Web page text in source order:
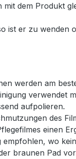
mit dem Produkt
ist er zu wenden
werden am
verwendet
aufpolieren.
des
einen
empfohlen, wo
braunen Pad